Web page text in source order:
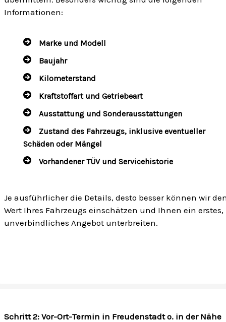
Informationen:
Marke und Modell
Baujahr
Kilometerstand
Kraftstoffart und Getriebeart
Ausstattung und Sonderausstattungen
Zustand des Fahrzeugs, inklusive eventueller
Schäden oder Mängel
Vorhandener TÜV und Servicehistorie
Je ausführlicher die Details, desto besser können wir
Wert Ihres Fahrzeugs einschätzen und Ihnen ein erstes,
unverbindliches Angebot unterbreiten.
Schritt 2: Vor-Ort-Termin in Freudenstadt o. in der Nähe